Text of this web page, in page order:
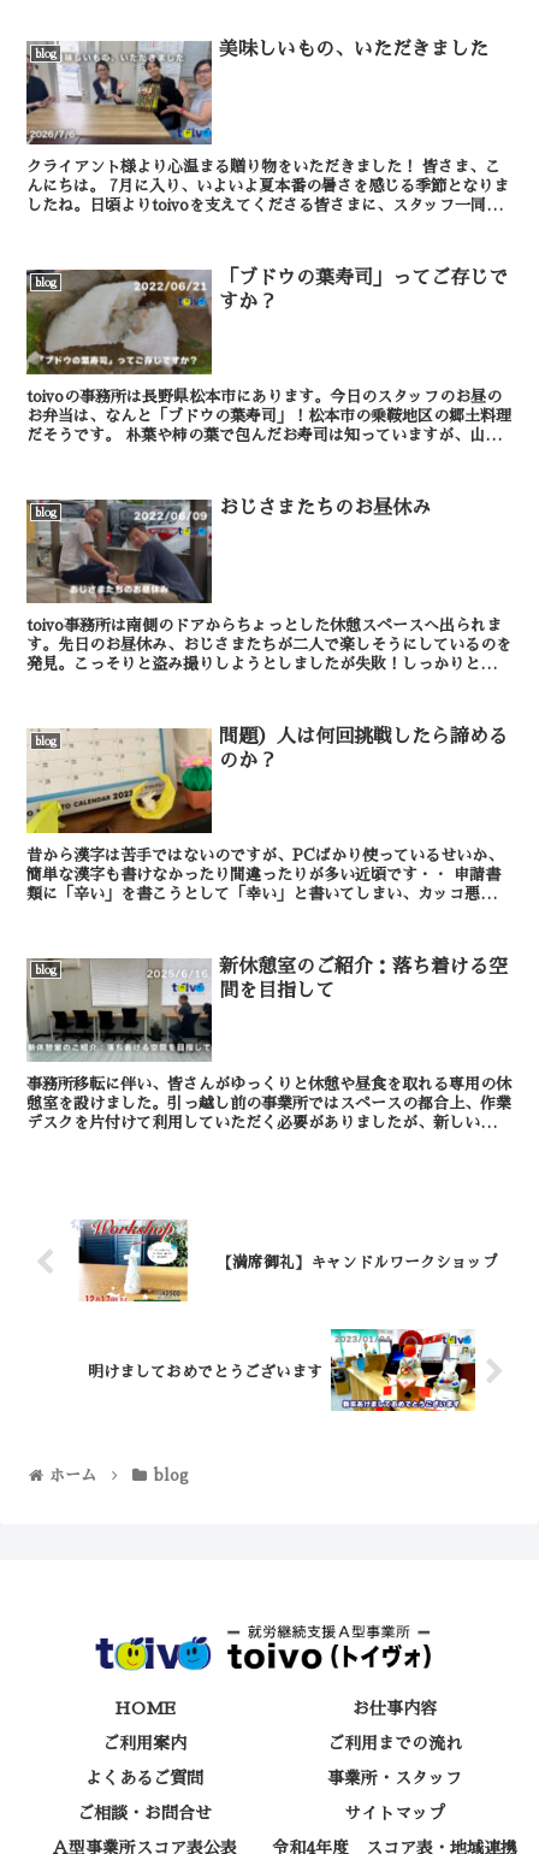
blog 美味しいもの、いただきました
クライアント様より心温まる贈り物をいただきました！ 皆さま、こ
んにちは。 7月に入り、いよいよ夏本番の暑さを感じる季節となりま
したね。日頃よりtoivoを支えてくださる皆さまに、スタッフ一同、
blog
「ブドウの葉寿司」ってご存じで
すか？
toivoの事務所は長野県松本市にあります。今日のスタッフのお昼の
お弁当は、なんと「ブドウの葉寿司」！松本市の乗鞍地区の郷土料理
だそうです。 朴葉や柿の葉で包んだお寿司は知っていますが、山ブ
blog おじさまたちのお昼休み
toivo事務所は南側のドアからちょっとした休憩スペースへ出られま
す。先日のお昼休み、おじさまたちが二人で楽しそうにしているのを
発見。こっそりと盗み撮りしようとしましたが失敗！しっかりとカメ
blog
問題）人は何回挑戦したら諦める
のか？
昔から漢字は苦手ではないのですが、PCばかり使っているせいか、
簡単な漢字も書けなかったり間違ったりが多い近頃です・・ 申請書
類に「辛い」を書こうとして「幸い」と書いてしまい、カッコ悪いの
blog
新休憩室のご紹介：落ち着ける空
間を目指して
事務所移転に伴い、皆さんがゆっくりと休憩や昼食を取れる専用の休
憩室を設けました。引っ越し前の事業所ではスペースの都合上、作業
デスクを片付けて利用していただく必要がありましたが、新しい場所
【満席御礼】キャンドルワークショップ
明けましておめでとうございます
ホーム blog
HOME お仕事内容
ご利用案内 ご利用までの流れ
よくあるご質問 事業所・スタッフ
ご相談・お問合せ サイトマップ
Ａ型事業所スコア表公表 令和4年度 スコア表・地域連携